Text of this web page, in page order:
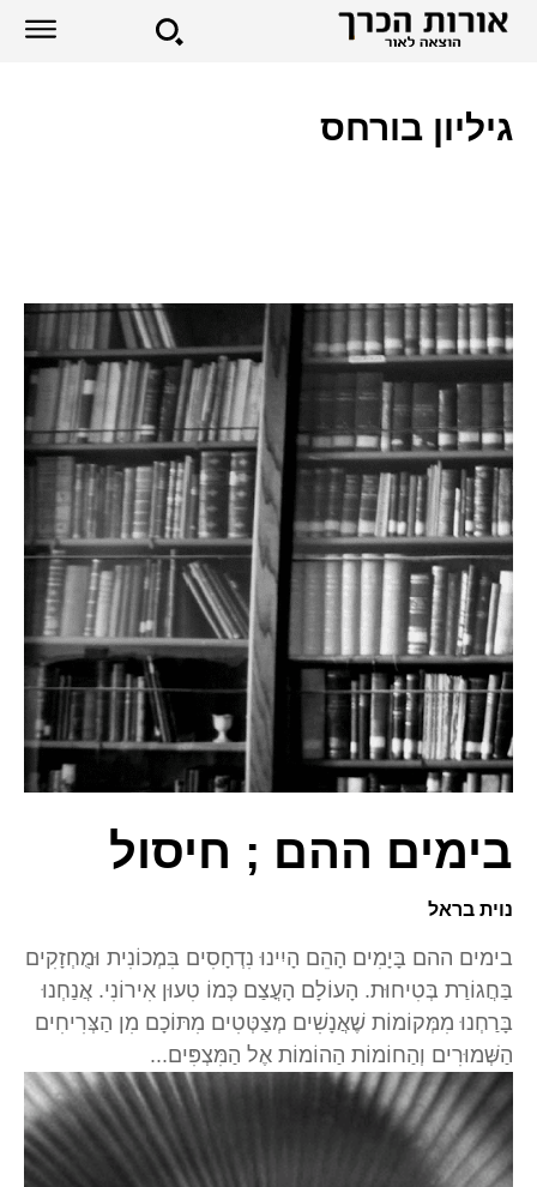
גיליון בורחס
בימים ההם ; חיסול
נוית בראל
בימים ההם בָּיָמִים הָהֵם הָיִינוּ נִדְחָסִים בִּמְכוֹנִית וּמֻחְזָקִים
בַּחֲגוֹרַת בְּטִיחוּת. הָעוֹלָם הָעֳצַם כְּמוֹ טִעוּן אִירוֹנִי. אֲנַחְנוּ
בָּרַחְנוּ מִמְּקוֹמוֹת שֶׁאֲנָשִׁים מְצַטְּטִים מִתּוֹכָם מִן הַצְּרִיחִים
הַשְּׁמוּרִים וְהַחוֹמוֹת הַהוֹמוֹת אֶל הַמִּצְפִּים...